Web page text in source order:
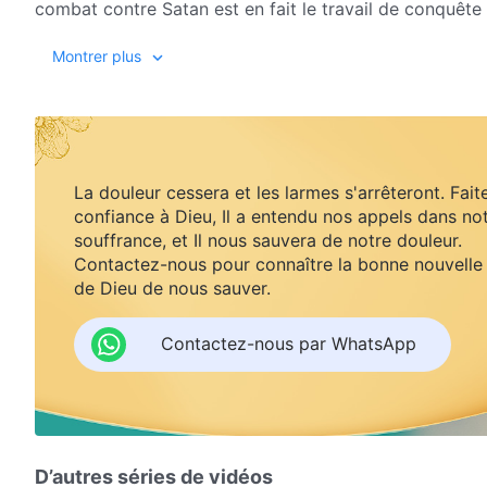
combat contre Satan est en fait le travail de
l'homme, l'homme est devenu l'incarnation de Satan
devenir humain pour livrer le combat contre Satan.
apparaît dans la chair »)
Montrer plus
La douleur cessera et les larmes s'arrêteront.
confiance à Dieu, Il a entendu nos appels dans
souffrance, et Il nous sauvera de notre douleur.
Contactez-nous pour connaître la bonne nouvelle
de Dieu de nous sauver.
Contactez-nous par WhatsApp
D’autres séries de vidéos